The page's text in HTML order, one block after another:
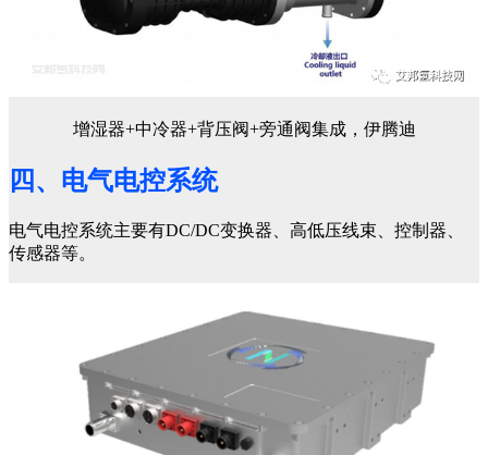
增湿器+中冷器+背压阀+旁通阀集成，伊腾迪
四、电气电控系统
电气电控系统主要有DC/DC变换器、高低压线束、控制器、
传感器等。